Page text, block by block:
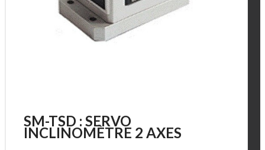
SM-TSD : SERVO
INCLINOMÈTRE 2 AXES